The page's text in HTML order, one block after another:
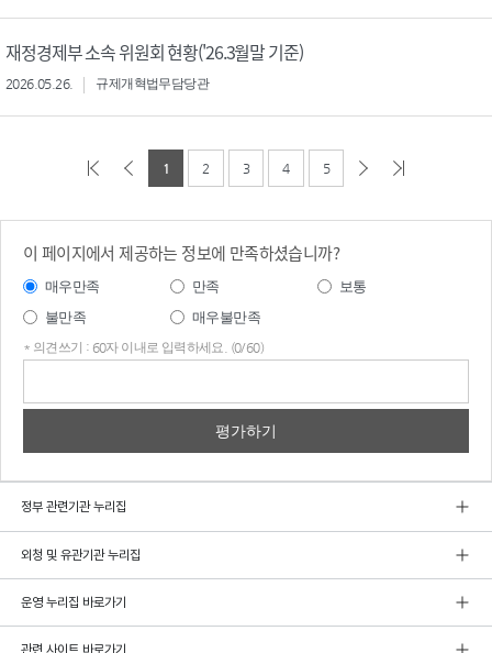
재정경제부 소속 위원회 현황('26.3월말 기준)
2026.05.26. 규제개혁법무담당관
1 2 3 4 5
이 페이지에서 제공하는 정보에 만족하셨습니까?
매우만족 만족
보통
불만족
매우불만족
* 의견쓰기 : 60자 이내로 입력하세요. (0/60)
정부 관련기관 누리집
외청 및 유관기관 누리집
운영 누리집 바로가기
관련 사이트 바로가기